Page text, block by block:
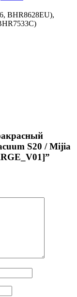
BHR8628EU),
S20 / Mijia